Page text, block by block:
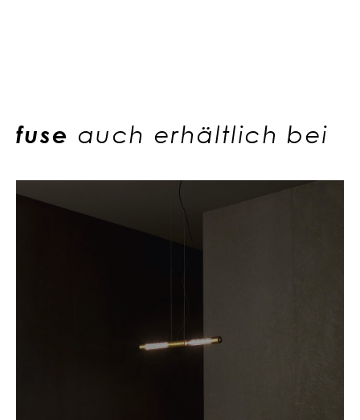
fuse auch erhältlich bei